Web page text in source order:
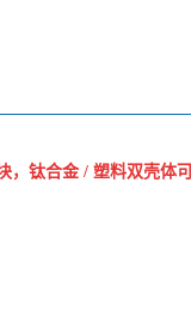
钛合金 / 塑料双壳体